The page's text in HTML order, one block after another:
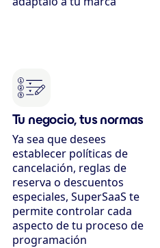
Tu negocio, tus normas
Ya sea que desees
establecer políticas de
cancelación, reglas de
reserva o descuentos
especiales, SuperSaaS te
permite controlar cada
aspecto de tu proceso de
programación